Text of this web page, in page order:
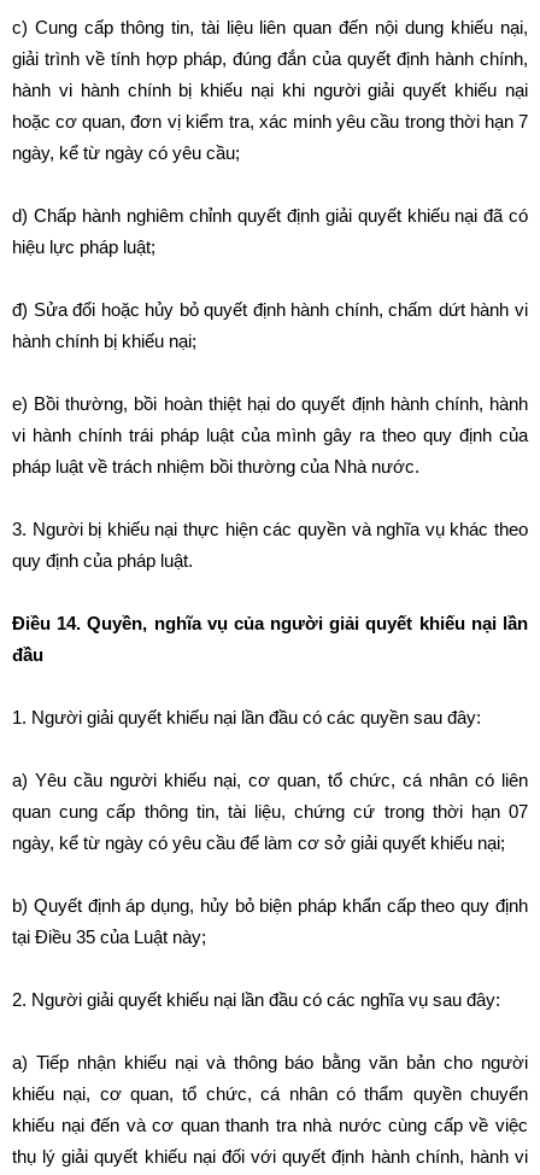
c) Cung cấp thông tin, tài liệu liên quan đến nội dung khiếu nại,
giải trình về tính hợp pháp, đúng đắn của quyết định hành chính,
hành vi hành chính bị khiếu nại khi người giải quyết khiếu nại
hoặc cơ quan, đơn vị kiểm tra, xác minh yêu cầu trong thời hạn 7
ngày, kể từ ngày có yêu cầu;
d) Chấp hành nghiêm chỉnh quyết định giải quyết khiếu nại đã có
hiệu lực pháp luật;
đ) Sửa đổi hoặc hủy bỏ quyết định hành chính, chấm dứt hành vi
hành chính bị khiếu nại;
e) Bồi thường, bồi hoàn thiệt hại do quyết định hành chính, hành
vi hành chính trái pháp luật của mình gây ra theo quy định của
pháp luật về trách nhiệm bồi thường của Nhà nước.
3. Người bị khiếu nại thực hiện các quyền và nghĩa vụ khác theo
quy định của pháp luật.
Điều 14. Quyền, nghĩa vụ của người giải quyết khiếu nại lần
đầu
1. Người giải quyết khiếu nại lần đầu có các quyền sau đây:
a) Yêu cầu người khiếu nại, cơ quan, tổ chức, cá nhân có liên
quan cung cấp thông tin, tài liệu, chứng cứ trong thời hạn 07
ngày, kể từ ngày có yêu cầu để làm cơ sở giải quyết khiếu nại;
b) Quyết định áp dụng, hủy bỏ biện pháp khẩn cấp theo quy định
tại Điều 35 của Luật này;
2. Người giải quyết khiếu nại lần đầu có các nghĩa vụ sau đây:
a) Tiếp nhận khiếu nại và thông báo bằng văn bản cho người
khiếu nại, cơ quan, tổ chức, cá nhân có thẩm quyền chuyển
khiếu nại đến và cơ quan thanh tra nhà nước cùng cấp về việc
thụ lý giải quyết khiếu nại đối với quyết định hành chính, hành vi